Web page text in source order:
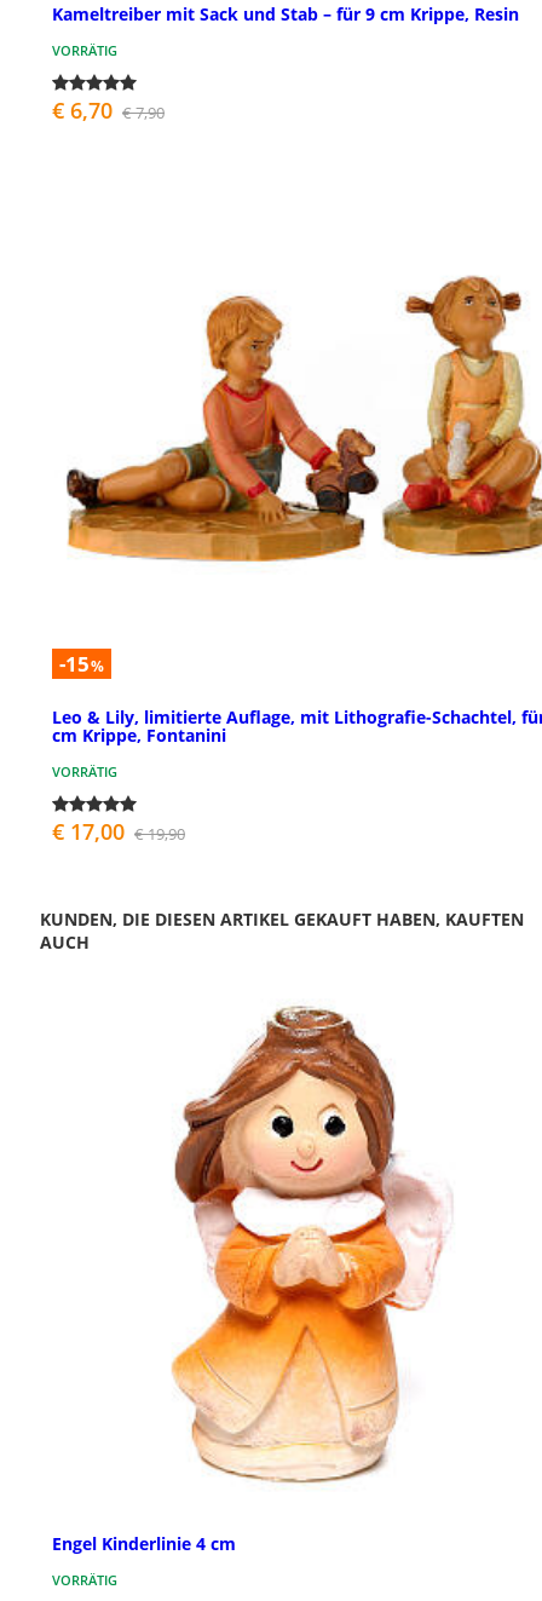
Kameltreiber mit Sack und Stab – für 9 cm Krippe, Resin
VORRÄTIG
€ 6,70 € 7,90
-15%
Leo & Lily, limitierte Auflage, mit Lithografie-Schachtel,
cm Krippe, Fontanini
VORRÄTIG
€ 17,00 € 19,90
KUNDEN, DIE DIESEN ARTIKEL GEKAUFT HABEN, KAUFTEN
AUCH
Engel Kinderlinie 4 cm
VORRÄTIG